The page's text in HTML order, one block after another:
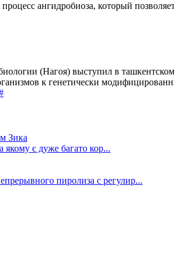
ангидробиоза, который
(Нагоя) выступил в
к генетически
Зика
якому є дуже багато кор...
пиролиза с регулир...